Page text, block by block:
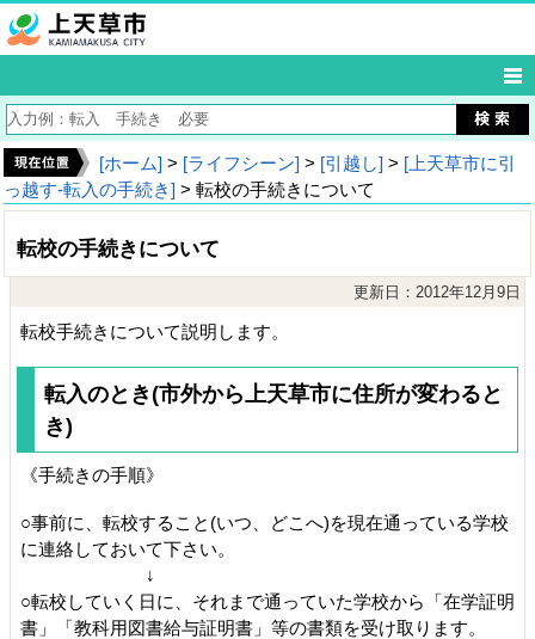
[ホーム] > [ライフシーン] > [引越し] > [上天草市に引
っ越す‐転入の手続き] > 転校の手続きについて
転校の手続きについて
更新日：2012年12月9日
転校手続きについて説明します。
転入のとき(市外から上天草市に住所が変わると
き)
《手続きの手順》
○事前に、転校すること(いつ、どこへ)を現在通っている学校
に連絡しておいて下さい。
↓
○転校していく日に、それまで通っていた学校から「在学証明
書」「教科用図書給与証明書」等の書類を受け取ります。